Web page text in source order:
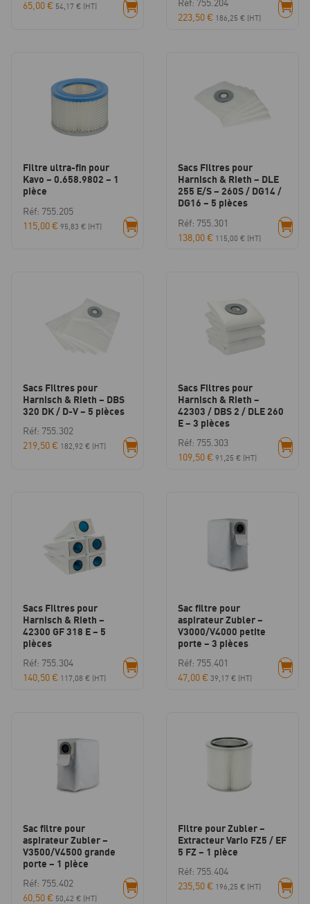
65,00€ 54,17 € (HT)
223,50€ 186,25 € (HT)
Filtre ultra-fin pour
Kavo – 0.658.9802 – 1
pièce
Réf: 755.205
115,00€ 95,83 € (HT)
Sacs Filtres pour
Harnisch & Rieth – DLE
255 E/S – 260S / DG14 /
DG16 – 5 pièces
Réf: 755.301
138,00€ 115,00 € (HT)
Sacs Filtres pour
Harnisch & Rieth – DBS
320 DK / D-V – 5 pièces
Réf: 755.302
219,50€ 182,92 € (HT)
Sacs Filtres pour
Harnisch & Rieth –
42303 / DBS 2 / DLE 260
E – 3 pièces
Réf: 755.303
109,50€ 91,25 € (HT)
Sacs Filtres pour
Harnisch & Rieth –
42300 GF 318 E – 5
pièces
Réf: 755.304
140,50€ 117,08 € (HT)
Sac filtre pour
aspirateur Zubler –
V3000/V4000 petite
porte – 3 pièces
Réf: 755.401
47,00€ 39,17 € (HT)
Sac filtre pour
aspirateur Zubler –
V3500/V4500 grande
porte – 1 pièce
Réf: 755.402
60,50€ 50,42 € (HT)
Filtre pour Zubler –
Extracteur Vario FZ5 / EF
5 FZ – 1 pièce
Réf: 755.404
235,50€ 196,25 € (HT)